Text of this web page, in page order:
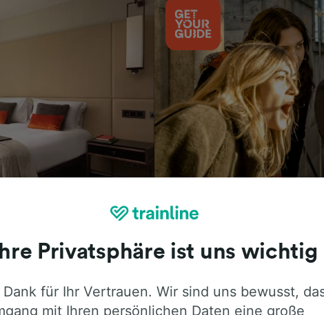
ehrliche Meinung von Trainline-Nutzern
Ihre Privatsphäre ist uns wichtig
für Ihr Vertrauen. Wir sind uns bewusst,
mit Ihren persönlichen Daten eine große